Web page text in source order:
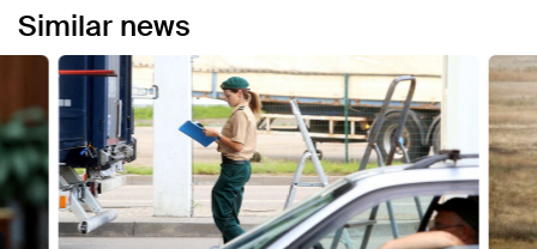
Similar news